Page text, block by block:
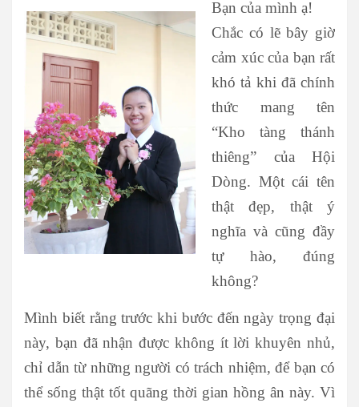
Bạn của mình ạ!
Chắc có lẽ bây giờ
cảm xúc của bạn rất
khó tả khi đã chính
thức mang tên
“Kho tàng thánh
thiêng” của Hội
Dòng. Một cái tên
thật đẹp, thật ý
nghĩa và cũng đầy
tự hào, đúng
không?
Mình biết rằng trước khi bước đến ngày trọng đại
này, bạn đã nhận được không ít lời khuyên nhủ,
chỉ dẫn từ những người có trách nhiệm, để bạn có
thể sống thật tốt quãng thời gian hồng ân này. Vì